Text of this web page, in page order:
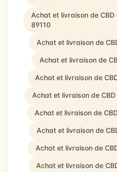
Achat et livraison de
89110
Achat et livraison de
Achat et livraison de
Achat et livraison de
Achat et livraison de
Achat et livraison de
Achat et livraison de
Achat et livraison de
Achat et livraison de